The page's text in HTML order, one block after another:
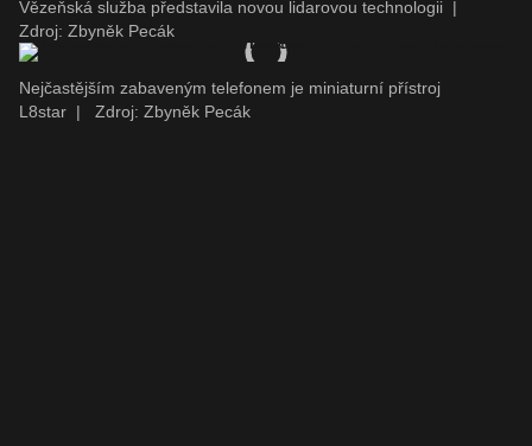
Vězeňská služba představila novou lidarovou technologii |
Zdroj: Zbyněk Pecák
Nejčastějším zabaveným telefonem je miniaturní přístroj
L8star | Zdroj: Zbyněk Pecák